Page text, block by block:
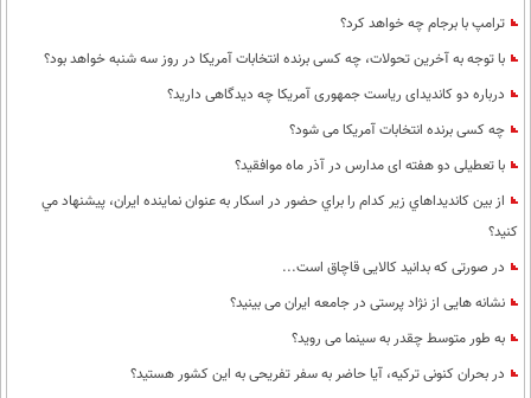
ترامپ با برجام چه خواهد کرد؟
با توجه به آخرین تحولات، چه کسی برنده انتخابات آمریکا در روز سه شنبه خواهد بود؟
درباره دو کاندیدای ریاست جمهوری آمریکا چه دیدگاهی دارید؟
چه کسی برنده انتخابات آمریکا می شود؟
با تعطیلی دو هفته ای مدارس در آذر ماه موافقید؟
از بين كانديداهاي زير كدام را براي حضور در اسكار به عنوان نماينده ايران، پيشنهاد مي
كنيد؟
در صورتی که بدانید کالایی قاچاق است...
نشانه هایی از نژاد پرستی در جامعه ایران می بینید؟
به طور متوسط چقدر به سینما می روید؟
در بحران کنونی ترکیه، آیا حاضر به سفر تفریحی به این کشور هستید؟